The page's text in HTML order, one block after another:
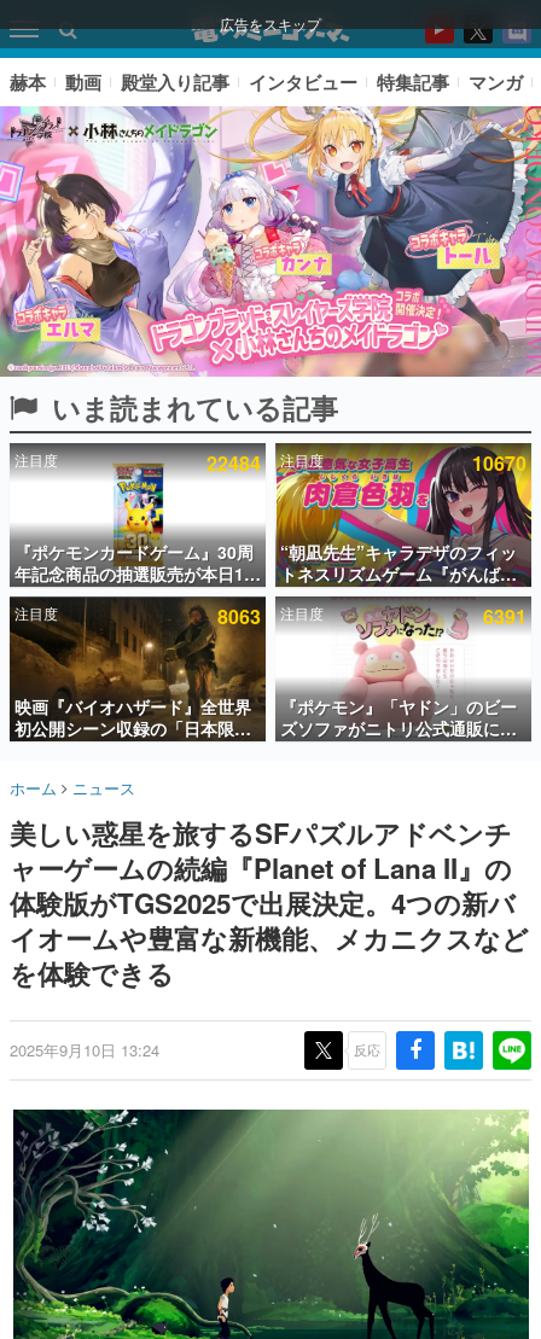
広告をスキップ
ピックアップ
電ファミのいま読まれている記事ランキング
アプリセール情報
インタビュー
連載・特集一覧
殿堂入り記事
SNS拡散数が数千以上！ ページビュー数万以上！ などな
ど。多くの人々に読まれた、電ファミ渾身の“殿堂入り”記
事をまとめました。
名作ゲームクリエイターの方々に製作時のエピソードをお
きます。
赫本
この物語を解いてはいけない。『赫本』は、〈試験問題〉
の形をした短編ホラー小説集です。
新世代に訊く
これからのデジタルゲーム市場を担う若きクリエイター達
ゲーム世代の作家たち
ゲームに多大な影響を受けた作家さんに取材し、ゲームが
画です。
日本モバイルゲーム産業史
日本のモバイルゲーム史における主要なトピック・タイト
ルを網羅するほか、開発者へのインタビューや識者による
解説を掲載。約20年の歴史が一望できる決定版！
若ゲのいたり〜ゲームクリエイターの青春〜
『うつヌケ』『ペンと箸』等で知られるマンガ家・田中圭
一先生によるゲーム業界レポートマンガです。
赫本 動画 殿堂入り記事 インタビュー 特集記事 マンガ
いま読まれている記事
注目度 22484
『ポケモンカードゲーム』30周
年記念商品の抽選販売が本日12
時より開始。拡張パック「30th
CELEBRATION」のボックス
に、「プレミアムデッキセット
エーフィ・ブラッキー」
「FUTURISTIC BOX」の計3商
品
注目度 10670
“朝凪先生”キャラデザのフィッ
トネスリズムゲーム『がんば
れ！チアリズム』Steamストア
ページが公開。キャラクターの
CVは陽向葵ゅかさん
注目度 8063
映画『バイオハザード』全世界
初公開シーン収録の「日本限
定」予告映像が解禁。バイオの
「ラクーンシティ総合病院」へ
行く配達人の姿が披露
注目度 6391
『ポケモン』「ヤドン」のビー
ズソファがニトリ公式通販にて
販売中。かわいらしい顔や立体
ホーム ニュース
美しい惑星を旅するSFパズルアドベンチ
ャーゲームの続編『Planet of Lana II』の
体験版がTGS2025で出展決定。4つの新バ
イオームや豊富な新機能、メカニクスなど
を体験できる
2025年9月10日 13:24 反応